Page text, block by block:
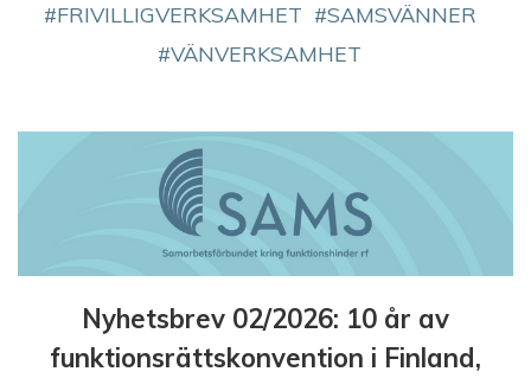
FRIVILLIGVERKSAMHET
SAMSVÄNNER
VÄNVERKSAMHET
Nyhetsbrev 02/2026: 10 år av
funktionsrättskonvention i Finland,